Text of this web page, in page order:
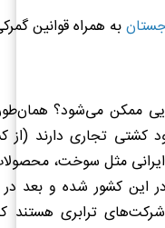
به همراه قوانین
ممکن می‌شود؟ همان‌طور
کشتی تجاری دارند (از
ایرانی مثل سوخت،
این کشور شده و بعد
های ترابری هستند